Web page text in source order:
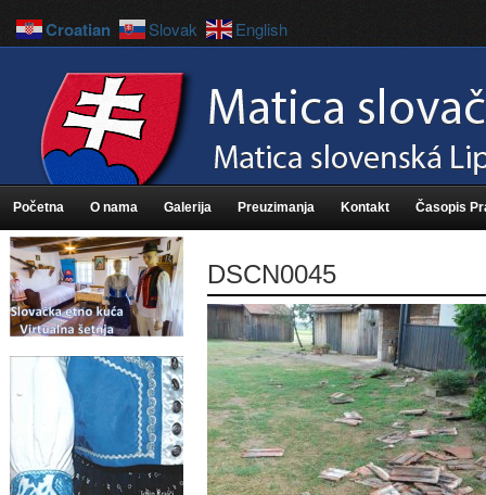
Početna O nama Galerija Preuzimanja Kontakt Časopis
DSCN0045
Croatian Slovak English